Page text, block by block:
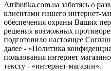
Atributika.com.ua заботясь о
клиентами нашего интернет-
обеспечения охраны Ваших
решения возможных
подготовило настоящее
далее - «Политика
пользования интернет
тексту - «интернет-магазин».